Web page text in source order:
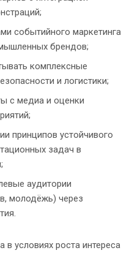
событийного маркетинга
брендов;
комплексные
и логистики;
с медиа и оценки
принципов устойчивого
задач в
аудитории
молодёжь) через
условиях роста интереса